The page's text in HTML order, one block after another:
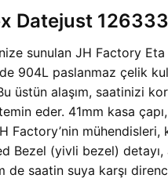
Datejust
sunulan JH Factory
904L paslanmaz çelik
üstün alaşım, saatinizi
temin eder. 41mm kasa
JH Factory’nin
Bezel (yivli bezel)
de saatin suya karşı